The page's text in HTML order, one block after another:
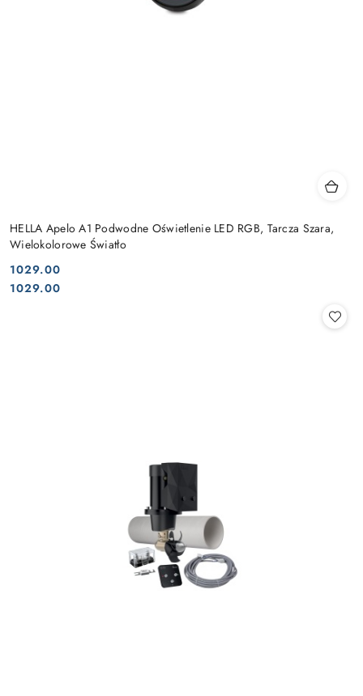
HELLA Apelo A1 Podwodne Oświetlenie LED RGB, Tarcza Szara,
Wielokolorowe Światło
Cena:
1029.00
Cena:
1029.00